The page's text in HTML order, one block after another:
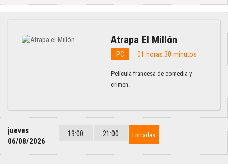
Atrapa El Millón
PC 01 horas 30 minutos
Película francesa de comedia y
crimen.
jueves
06/08/2026
19:00 21:00 Entradas